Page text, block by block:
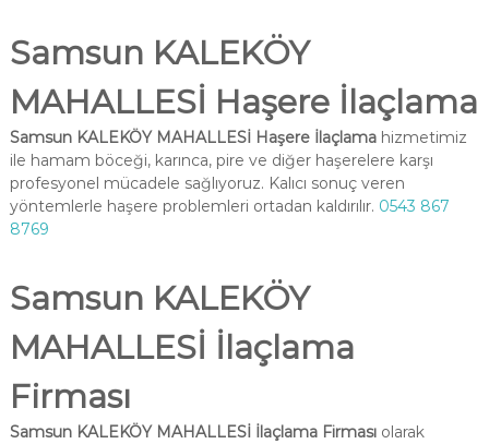
Samsun KALEKÖY
MAHALLESİ Haşere İlaçlama
Samsun KALEKÖY MAHALLESİ Haşere İlaçlamahizmetimiz
ile hamam böceği, karınca, pire ve diğer haşerelere karşı
profesyonel mücadele sağlıyoruz. Kalıcı sonuç veren
yöntemlerle haşere problemleri ortadan kaldırılır. 0543 867
8769
Samsun KALEKÖY
MAHALLESİ İlaçlama
Firması
Samsun KALEKÖY MAHALLESİ İlaçlama Firmasıolarak